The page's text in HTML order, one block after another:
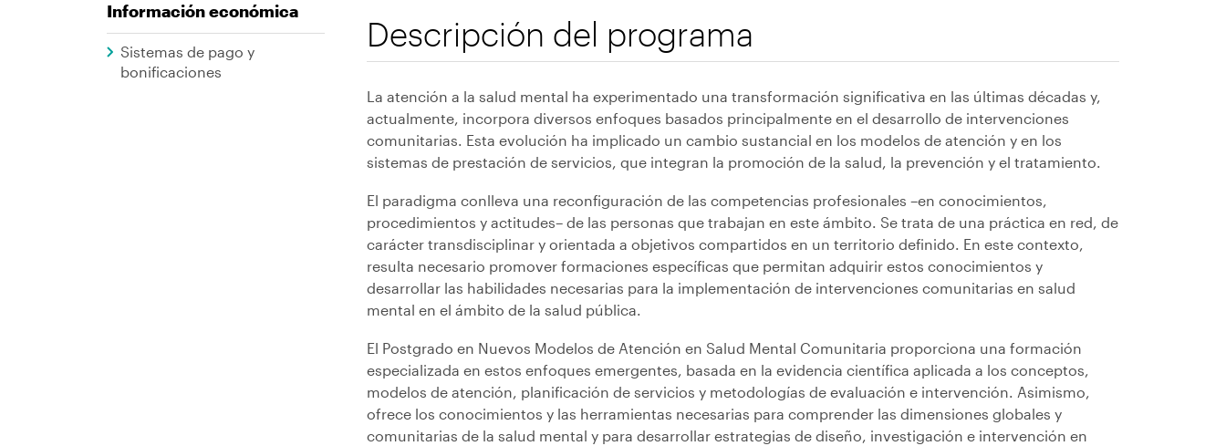
Información económica
Sistemas de pago y
bonificaciones
Descripción del programa
La atención a la salud mental ha experimentado una transformación significativa en las últimas décadas y,
actualmente, incorpora diversos enfoques basados principalmente en el desarrollo de intervenciones
comunitarias. Esta evolución ha implicado un cambio sustancial en los modelos de atención y en los
sistemas de prestación de servicios, que integran la promoción de la salud, la prevención y el tratamiento.
El paradigma conlleva una reconfiguración de las competencias profesionales –en conocimientos,
procedimientos y actitudes– de las personas que trabajan en este ámbito. Se trata de una práctica en red, de
carácter transdisciplinar y orientada a objetivos compartidos en un territorio definido. En este contexto,
resulta necesario promover formaciones específicas que permitan adquirir estos conocimientos y
desarrollar las habilidades necesarias para la implementación de intervenciones comunitarias en salud
mental en el ámbito de la salud pública.
El Postgrado en Nuevos Modelos de Atención en Salud Mental Comunitaria proporciona una formación
especializada en estos enfoques emergentes, basada en la evidencia científica aplicada a los conceptos,
modelos de atención, planificación de servicios y metodologías de evaluación e intervención. Asimismo,
ofrece los conocimientos y las herramientas necesarias para comprender las dimensiones globales y
comunitarias de la salud mental y para desarrollar estrategias de diseño, investigación e intervención en